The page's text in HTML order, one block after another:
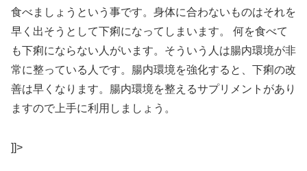
食べましょうという事です。身体に合わないものはそれを
早く出そうとして下痢になってしまいます。 何を食べて
も下痢にならない人がいます。そういう人は腸内環境が非
常に整っている人です。腸内環境を強化すると、下痢の改
善は早くなります。腸内環境を整えるサプリメントがあり
ますので上手に利用しましょう。
]]>